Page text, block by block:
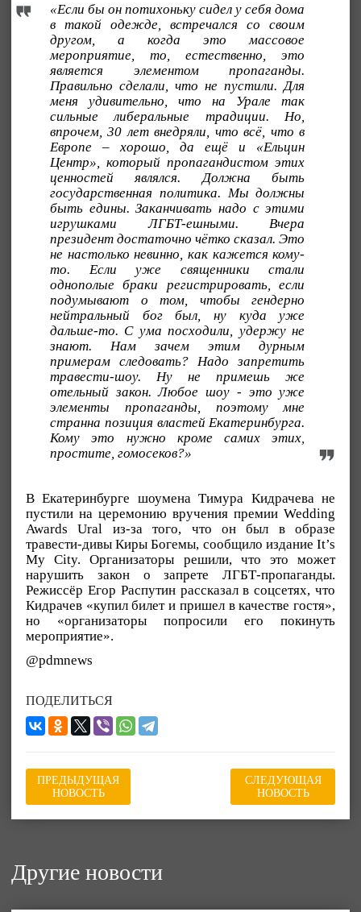
«Если бы он потихоньку сидел у себя дома
в такой одежде, встречался со своим
другом, а когда это массовое
мероприятие, то, естественно, это
является элементом пропаганды.
Правильно сделали, что не пустили. Для
меня удивительно, что на Урале так
сильные либеральные традиции. Но,
впрочем, 30 лет внедряли, что всё, что в
Европе – хорошо, да ещё и «Ельцин
Центр», который пропагандистом этих
ценностей являлся. Должна быть
государственная политика. Мы должны
быть едины. Заканчивать надо с этими
игрушками ЛГБТ-ешными. Вчера
президент достаточно чётко сказал. Это
не настолько невинно, как кажется кому-
то. Если уже священники стали
однополые браки регистрировать, если
подумывают о том, чтобы гендерно
нейтральный бог был, ну куда уже
дальше-то. С ума посходили, удержу не
знают. Нам зачем этим дурным
примерам следовать? Надо запретить
травести-шоу. Ну не примешь же
отельный закон. Любое шоу - это уже
элементы пропаганды, поэтому мне
странна позиция властей Екатеринбурга.
Кому это нужно кроме самих этих,
простите, гомосеков?»
В Екатеринбурге шоумена Тимура Кидрачева не
пустили на церемонию вручения премии Wedding
Awards Ural из-за того, что он был в образе
травести-дивы Киры Богемы, сообщило издание It’s
My City. Организаторы решили, что это может
нарушить закон о запрете ЛГБТ-пропаганды.
Режиссёр Егор Распутин рассказал в соцсетях, что
Кидрачев «купил билет и пришел в качестве гостя»,
но «организаторы попросили его покинуть
мероприятие».
@pdmnews
ПОДЕЛИТЬСЯ
ПРЕДЫДУЩАЯ
НОВОСТЬ
СЛЕДУЮЩАЯ
НОВОСТЬ
Другие новости